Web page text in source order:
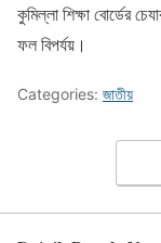
কুমিল্লা শিক্ষা বোর্ডের
ফল বিপর্যয়।
Categories: জাতীয়